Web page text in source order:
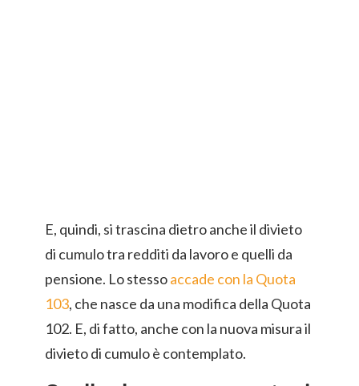
E, quindi, si trascina dietro anche il divieto
di cumulo tra redditi da lavoro e quelli da
pensione. Lo stessoaccade con la Quota
103, che nasce da una modifica della Quota
102. E, di fatto, anche con la nuova misura il
divieto di cumulo è contemplato.